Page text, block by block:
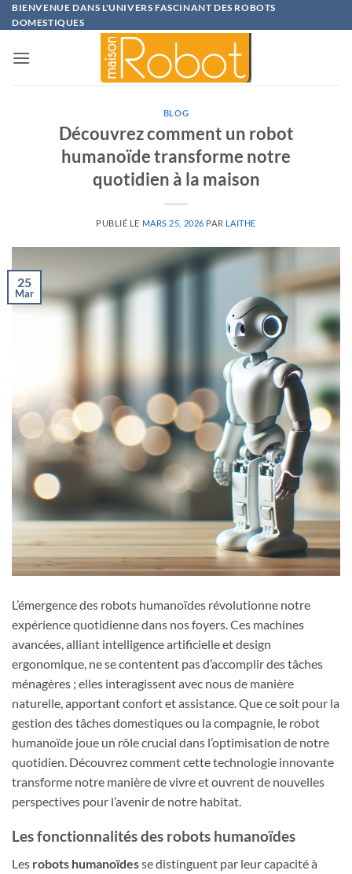
Passer
au
BIENVENUE DANS L'UNIVERS FASCINANT DES ROBOTS
DOMESTIQUES
BLOG
Découvrez comment un robot
humanoïde transforme notre
quotidien à la maison
PUBLIÉ LE MARS 25, 2026 PAR LAITHE
25
Mar
L’émergence des robots humanoïdes révolutionne notre
expérience quotidienne dans nos foyers. Ces machines
avancées, alliant intelligence artificielle et design
ergonomique, ne se contentent pas d’accomplir des tâches
ménagères ; elles interagissent avec nous de manière
naturelle, apportant confort et assistance. Que ce soit pour la
gestion des tâches domestiques ou la compagnie, le robot
humanoïde joue un rôle crucial dans l’optimisation de notre
quotidien. Découvrez comment cette technologie innovante
transforme notre manière de vivre et ouvrent de nouvelles
perspectives pour l’avenir de notre habitat.
Les fonctionnalités des robots humanoïdes
Les robots humanoïdesse distinguent par leur capacité à